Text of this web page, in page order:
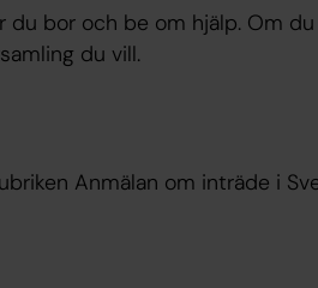
du bor och be om hjälp. Om
du vill.
Anmälan om inträde i